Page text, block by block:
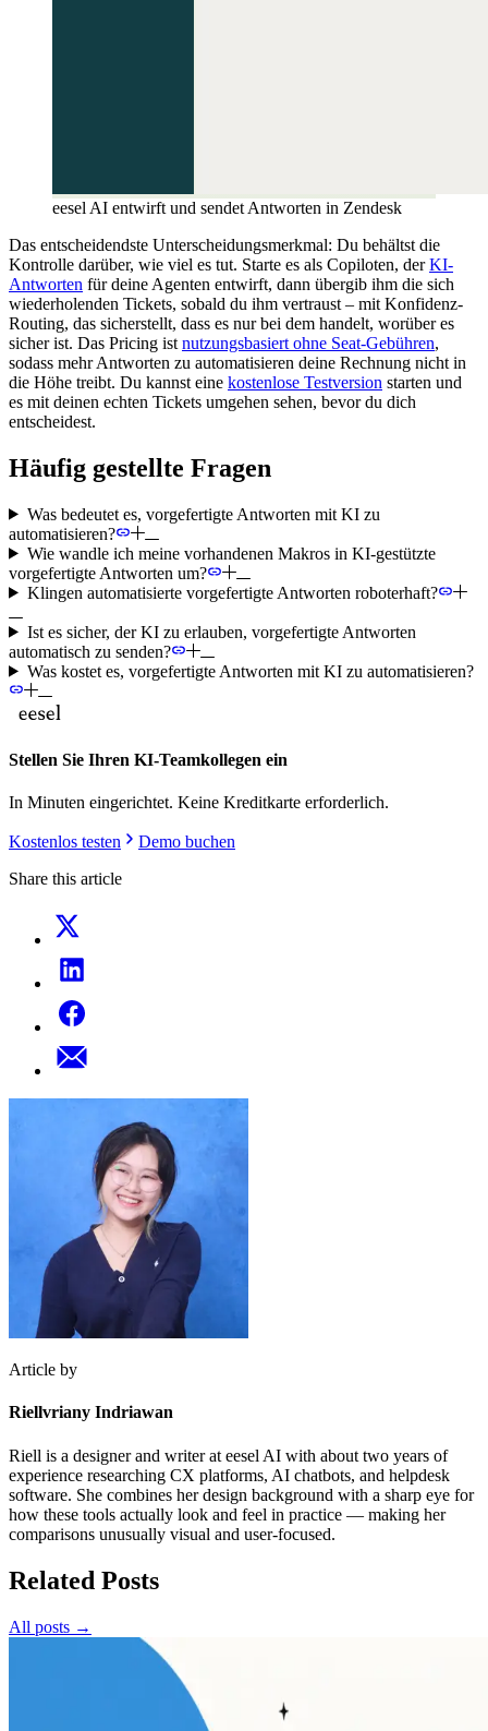
eesel AI entwirft und sendet Antworten in Zendesk
Das entscheidendste Unterscheidungsmerkmal: Du behältst die
Kontrolle darüber, wie viel es tut. Starte es als Copiloten, derKI-
Antworten für deine Agenten entwirft, dann übergib ihm die sich
wiederholenden Tickets, sobald du ihm vertraust – mit Konfidenz-
Routing, das sicherstellt, dass es nur bei dem handelt, worüber es
sicher ist. Das Pricing ist nutzungsbasiert ohne Seat-Gebühren,
sodass mehr Antworten zu automatisieren deine Rechnung nicht in
die Höhe treibt. Du kannst eine kostenlose Testversion starten und
es mit deinen echten Tickets umgehen sehen, bevor du dich
entscheidest.
Häufig gestellte Fragen
Was bedeutet es, vorgefertigte Antworten mit KI zu
automatisieren?
Wie wandle ich meine vorhandenen Makros in KI-gestützte
vorgefertigte Antworten um?
Klingen automatisierte vorgefertigte Antworten roboterhaft?
Ist es sicher, der KI zu erlauben, vorgefertigte Antworten
automatisch zu senden?
Was kostet es, vorgefertigte Antworten mit KI zu automatisieren?
Stellen Sie Ihren KI-Teamkollegen ein
In Minuten eingerichtet. Keine Kreditkarte erforderlich.
Kostenlos testen
Demo buchen
Share this article
Article by
Riellvriany Indriawan
Riell is a designer and writer at eesel AI with about two years of
experience researching CX platforms, AI chatbots, and helpdesk
software. She combines her design background with a sharp eye for
how these tools actually look and feel in practice — making her
comparisons unusually visual and user-focused.
Related Posts
All posts →